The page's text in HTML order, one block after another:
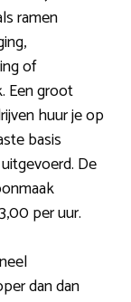
ramen
of
Een groot
huur je op
basis
De
per uur.
dan dan